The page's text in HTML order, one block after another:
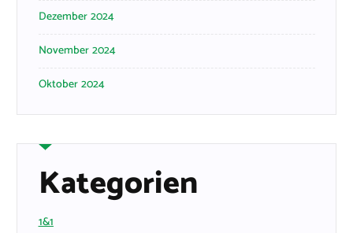
Dezember 2024
November 2024
Oktober 2024
Kategorien
1&1